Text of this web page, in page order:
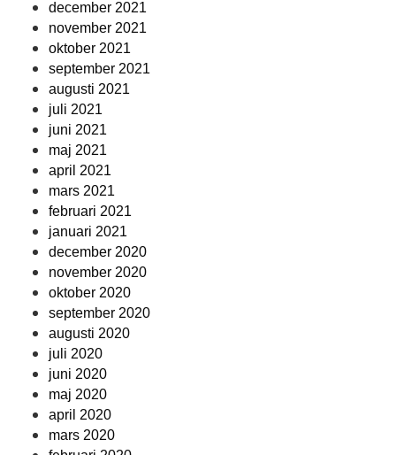
december 2021
november 2021
oktober 2021
september 2021
augusti 2021
juli 2021
juni 2021
maj 2021
april 2021
mars 2021
februari 2021
januari 2021
december 2020
november 2020
oktober 2020
september 2020
augusti 2020
juli 2020
juni 2020
maj 2020
april 2020
mars 2020